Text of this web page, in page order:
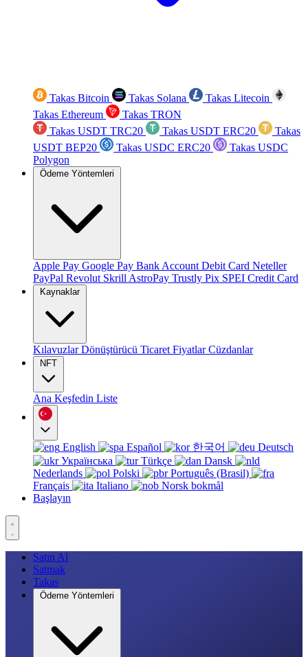
Takas Bitcoin Takas Solana
Takas Litecoin
Takas Ethereum
Takas TRON
Takas USDT TRC20
Takas USDT ERC20
Takas
USDT BEP20
Takas USDC ERC20
Takas USDC
Polygon
Ödeme Yöntemleri
Apple Pay Google Pay Bank Account Debit Card Neteller
PayPal Revolut Skrill AstroPay Trustly Pix SPEI Credit Card
Kaynaklar
KılavuzlarDönüştürücü Ticaret FiyatlarCüzdanlar
NFT
Ana Keşfedin Liste
English Español 한국어
Deutsch
Українська
Türkçe
Dansk
Nederlands
Polski
Português (Brasil)
Français
Italiano
Norsk bokmål
Başlayın
Satın Al
Satmak
Takas
Ödeme Yöntemleri